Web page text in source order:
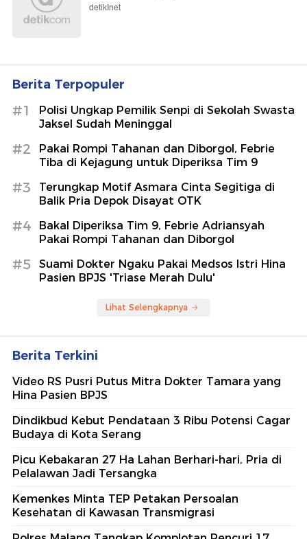
detikInet
Berita Terpopuler
#1
Polisi Ungkap Pemilik Senpi di Sekolah Swasta
Jaksel Sudah Meninggal
#2
Pakai Rompi Tahanan dan Diborgol, Febrie
Tiba di Kejagung untuk Diperiksa Tim 9
#3
Terungkap Motif Asmara Cinta Segitiga di
Balik Pria Depok Disayat OTK
#4
Bakal Diperiksa Tim 9, Febrie Adriansyah
Pakai Rompi Tahanan dan Diborgol
#5
Suami Dokter Ngaku Pakai Medsos Istri Hina
Pasien BPJS 'Triase Merah Dulu'
Lihat Selengkapnya
Berita Terkini
Video RS Pusri Putus Mitra Dokter Tamara yang
Hina Pasien BPJS
Dindikbud Kebut Pendataan 3 Ribu Potensi Cagar
Budaya di Kota Serang
Picu Kebakaran 27 Ha Lahan Berhari-hari, Pria di
Pelalawan Jadi Tersangka
Kemenkes Minta TEP Petakan Persoalan
Kesehatan di Kawasan Transmigrasi